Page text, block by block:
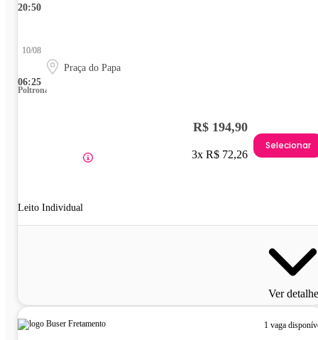
20:50
06:25
10/08
Praça do Papa
Poltrona
Leito Individual
R$ 194,90
3x R$ 72,26
Selecionar
Ver
1 vaga